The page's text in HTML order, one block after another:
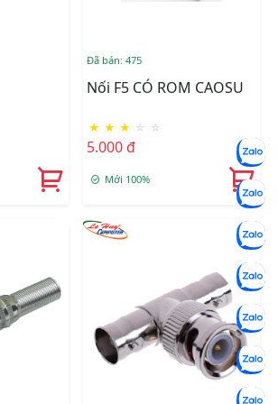
Đã bán: 475
Nối F5 CÓ ROM CAOSU
★ ★ ★ ☆ ☆
5.000 đ
Mới 100%